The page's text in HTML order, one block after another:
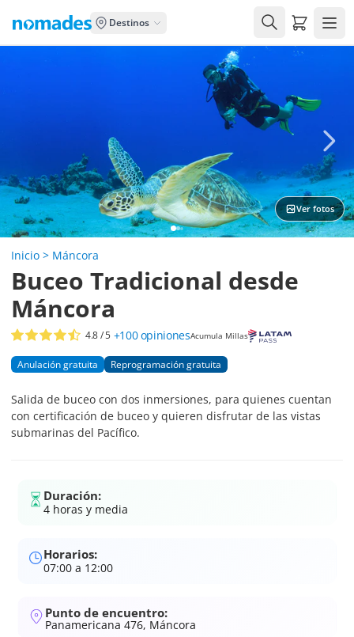
Destinos Carrito
Ver fotos
Inicio > Máncora
Buceo Tradicional desde
Máncora
4.8/ 5 +100 opinionesAcumula Millas
Anulación gratuita Reprogramación gratuita
Salida de buceo con dos inmersiones, para quienes cuentan
con certificación de buceo y quieren disfrutar de las vistas
submarinas del Pacífico.
Duración:
4 horas y media
Horarios:
07:00 a 12:00
Punto de encuentro:
Panamericana 476, Máncora